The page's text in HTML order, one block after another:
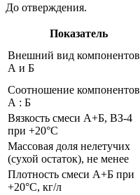
До отверждения.
Показатель
Внешний вид компонентов
А и Б
Соотношение компонентов
А : Б
Вязкость смеси А+Б, ВЗ-4
при +20°С
Массовая доля нелетучих
(сухой остаток), не менее
Плотность смеси А+Б при
+20°С, кг/л